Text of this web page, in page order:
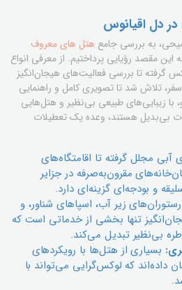
دل اقیانوس
به بررسی جامع هتل های معروف
مقصد رؤیایی پرداختیم. از معرفی انواع
گرفته تا بررسی فعالیت‌های هیجان‌انگیز
تلاش شد تا تصویری کامل و راهنمایی
با زیبایی‌های طبیعی بی‌نظیر و هتل‌هایی
بی‌بدیل هستند، وعده یک تعطیلات
آبی مجلل گرفته تا اقامتگاه‌های
مقرون‌به‌صرفه در جزایر
و بودجه‌ای گزینه‌ای دارد.
رستوران‌های زیر آب، اسپاهای شناور، و
تنها بخشی از خدماتی است که
بی‌نظیر تبدیل می‌کند.
بسیاری از هتل‌ها با رویکردهای
که لوکس‌گرایی می‌تواند با